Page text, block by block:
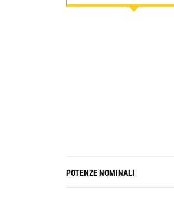
POTENZE NOMINALI